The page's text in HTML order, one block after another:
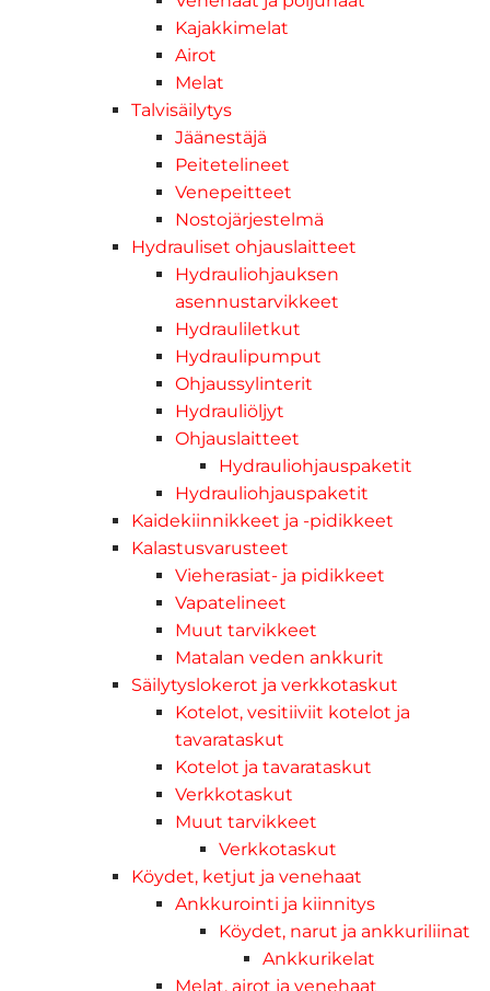
Kajakkimelat
Airot
Melat
Talvisäilytys
Jäänestäjä
Peitetelineet
Venepeitteet
Nostojärjestelmä
Hydrauliset ohjauslaitteet
Hydrauliohjauksen
asennustarvikkeet
Hydrauliletkut
Hydraulipumput
Ohjaussylinterit
Hydrauliöljyt
Ohjauslaitteet
Hydrauliohjauspaketit
Hydrauliohjauspaketit
Kaidekiinnikkeet ja -pidikkeet
Kalastusvarusteet
Vieherasiat- ja pidikkeet
Vapatelineet
Muut tarvikkeet
Matalan veden ankkurit
Säilytyslokerot ja verkkotaskut
Kotelot, vesitiiviit kotelot ja
tavarataskut
Kotelot ja tavarataskut
Verkkotaskut
Muut tarvikkeet
Verkkotaskut
Köydet, ketjut ja venehaat
Ankkurointi ja kiinnitys
Köydet, narut ja ankkuriliinat
Ankkurikelat
Melat, airot ja venehaat